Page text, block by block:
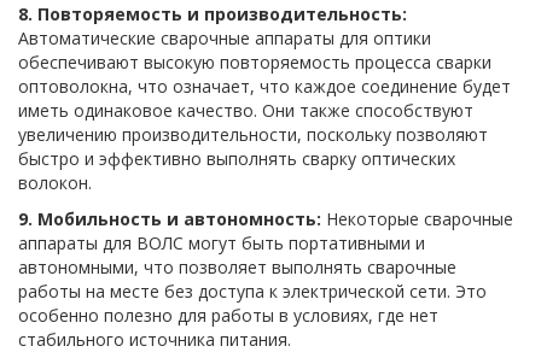
8. Повторяемость и производительность:
Автоматические сварочные аппараты для оптики
обеспечивают высокую повторяемость процесса сварки
оптоволокна, что означает, что каждое соединение будет
иметь одинаковое качество. Они также способствуют
увеличению производительности, поскольку позволяют
быстро и эффективно выполнять сварку оптических
волокон.
9. Мобильность и автономность: Некоторые сварочные
аппараты для ВОЛС могут быть портативными и
автономными, что позволяет выполнять сварочные
работы на месте без доступа к электрической сети. Это
особенно полезно для работы в условиях, где нет
стабильного источника питания.